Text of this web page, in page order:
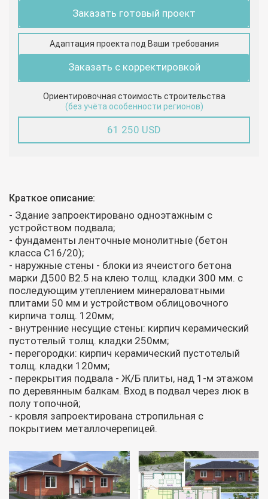
Заказать готовый проект
Адаптация проекта под Ваши требования
Заказать с корректировкой
Ориентировочная стоимость строительства
(без учёта особенности регионов)
61 250 USD
Краткое описание:
- Здание запроектировано одноэтажным с
устройством подвала;
- фундаменты ленточные монолитные (бетон
класса С16/20);
- наружные стены - блоки из ячеистого бетона
марки Д500 В2.5 на клею толщ. кладки 300 мм. с
последующим утеплением минераловатными
плитами 50 мм и устройством облицовочного
кирпича толщ. 120мм;
- внутренние несущие стены: кирпич керамический
пустотелый толщ. кладки 250мм;
- перегородки: кирпич керамический пустотелый
толщ. кладки 120мм;
- перекрытия подвала - Ж/Б плиты, над 1-м этажом
по деревянным балкам. Вход в подвал через люк в
полу топочной;
- кровля запроектирована стропильная с
покрытием металлочерепицей.